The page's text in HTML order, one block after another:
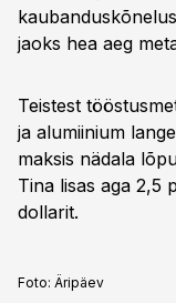
jaoks hea aeg
Teistest
ja alumiinium
maksis nädala
Tina lisas aga 2,5
dollarit.
Foto: Äripäev